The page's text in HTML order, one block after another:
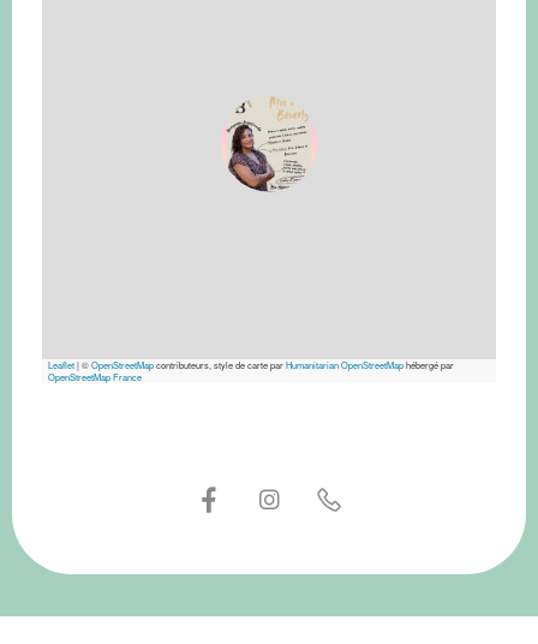
Leaflet|©OpenStreetMapcontributeurs, style de carte parHumanitarian OpenStreetMaphébergé par
OpenStreetMap France